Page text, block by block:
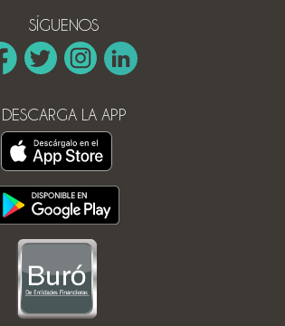
SÍGUENOS
DESCARGA LA APP